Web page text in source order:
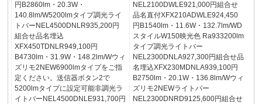
円B2860lm・20.3W・
140.8lm/W5200lmタイプ調光ライ
トバーNEL4500DNLR935,200円
組合せ品名埋込
XFX450TDNLR949,100円
B4730lm・31.9W・148.2lm/Wウィ
ズリモ2NEW6900lmタイプをご指
定ください。送信器ボタン2で
5200lmタイプに設定可能非調光ラ
イトバーNEL4500DNLE931,700円
NEL2100DWLE921,000円組合せ
品名直付XFX210ADWLE924,450
円B1540lm・11.6W・132.7lm/WD
スタイルW150映光色 Ra933200lm
タイプ調光ライトバー
NEL2300DNLA927,300円組合せ品
名埋込XFX230MDNLA939,100円
B2750lm・20.1W・136.8lm/Wウィ
ズリモ2NEWライトバー
NEL2300DNRD9125,600円組合せ